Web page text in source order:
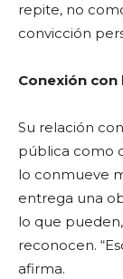
repite, no
convicción
Conexión con
Su relación
pública como
lo conmueve
entrega una
lo que
reconocen.
afirma.